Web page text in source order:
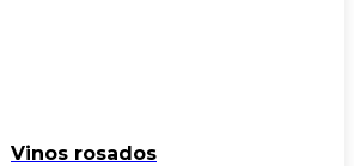
Vinos rosados